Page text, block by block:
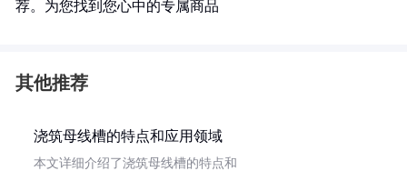
荐。为您找到您心中的专属商品
其他推荐
浇筑母线槽的特点和应用领域
本文详细介绍了浇筑母线槽的特点和